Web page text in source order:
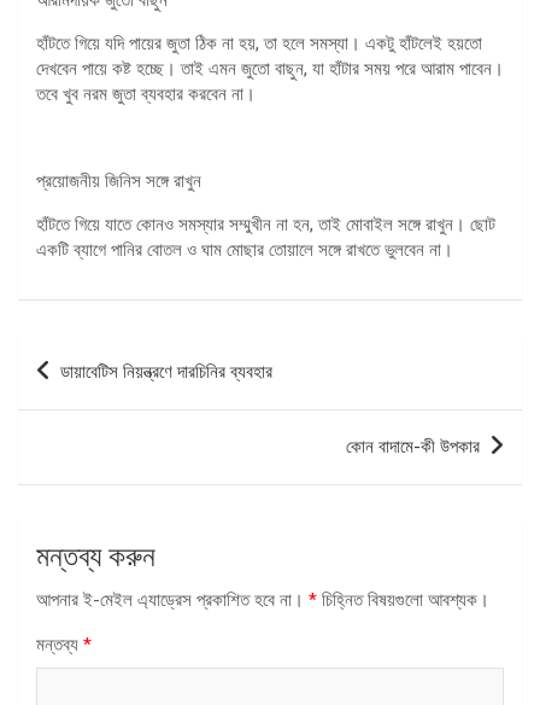
হাঁটতে গিয়ে যদি পায়ের জুতা ঠিক না হয়, তা হলে সমস্যা। একটু হাঁটলেই হয়তো
দেখবেন পায়ে কষ্ট হচ্ছে। তাই এমন জুতো বাছুন, যা হাঁটার সময় পরে আরাম পাবেন।
তবে খুব নরম জুতা ব্যবহার করবেন না।
প্রয়োজনীয় জিনিস সঙ্গে রাখুন
হাঁটতে গিয়ে যাতে কোনও সমস্যার সম্মুখীন না হন, তাই মোবাইল সঙ্গে রাখুন। ছোট
একটি ব্যাগে পানির বোতল ও ঘাম মোছার তোয়ালে সঙ্গে রাখতে ভুলবেন না।
পোস্ট
ডায়াবেটিস নিয়ন্ত্রণে দারচিনির ব্যবহার
কোন বাদামে-কী উপকার
মন্তব্য করুন
আপনার ই-মেইল এ্যাড্রেস প্রকাশিত হবে না। * চিহ্নিত বিষয়গুলো আবশ্যক।
মন্তব্য *